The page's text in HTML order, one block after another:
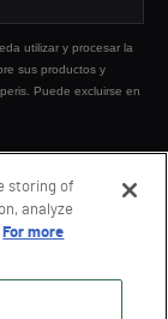
utilizar y procesar la
sus productos y
Puede excluirse en
storing of
analyze
For more